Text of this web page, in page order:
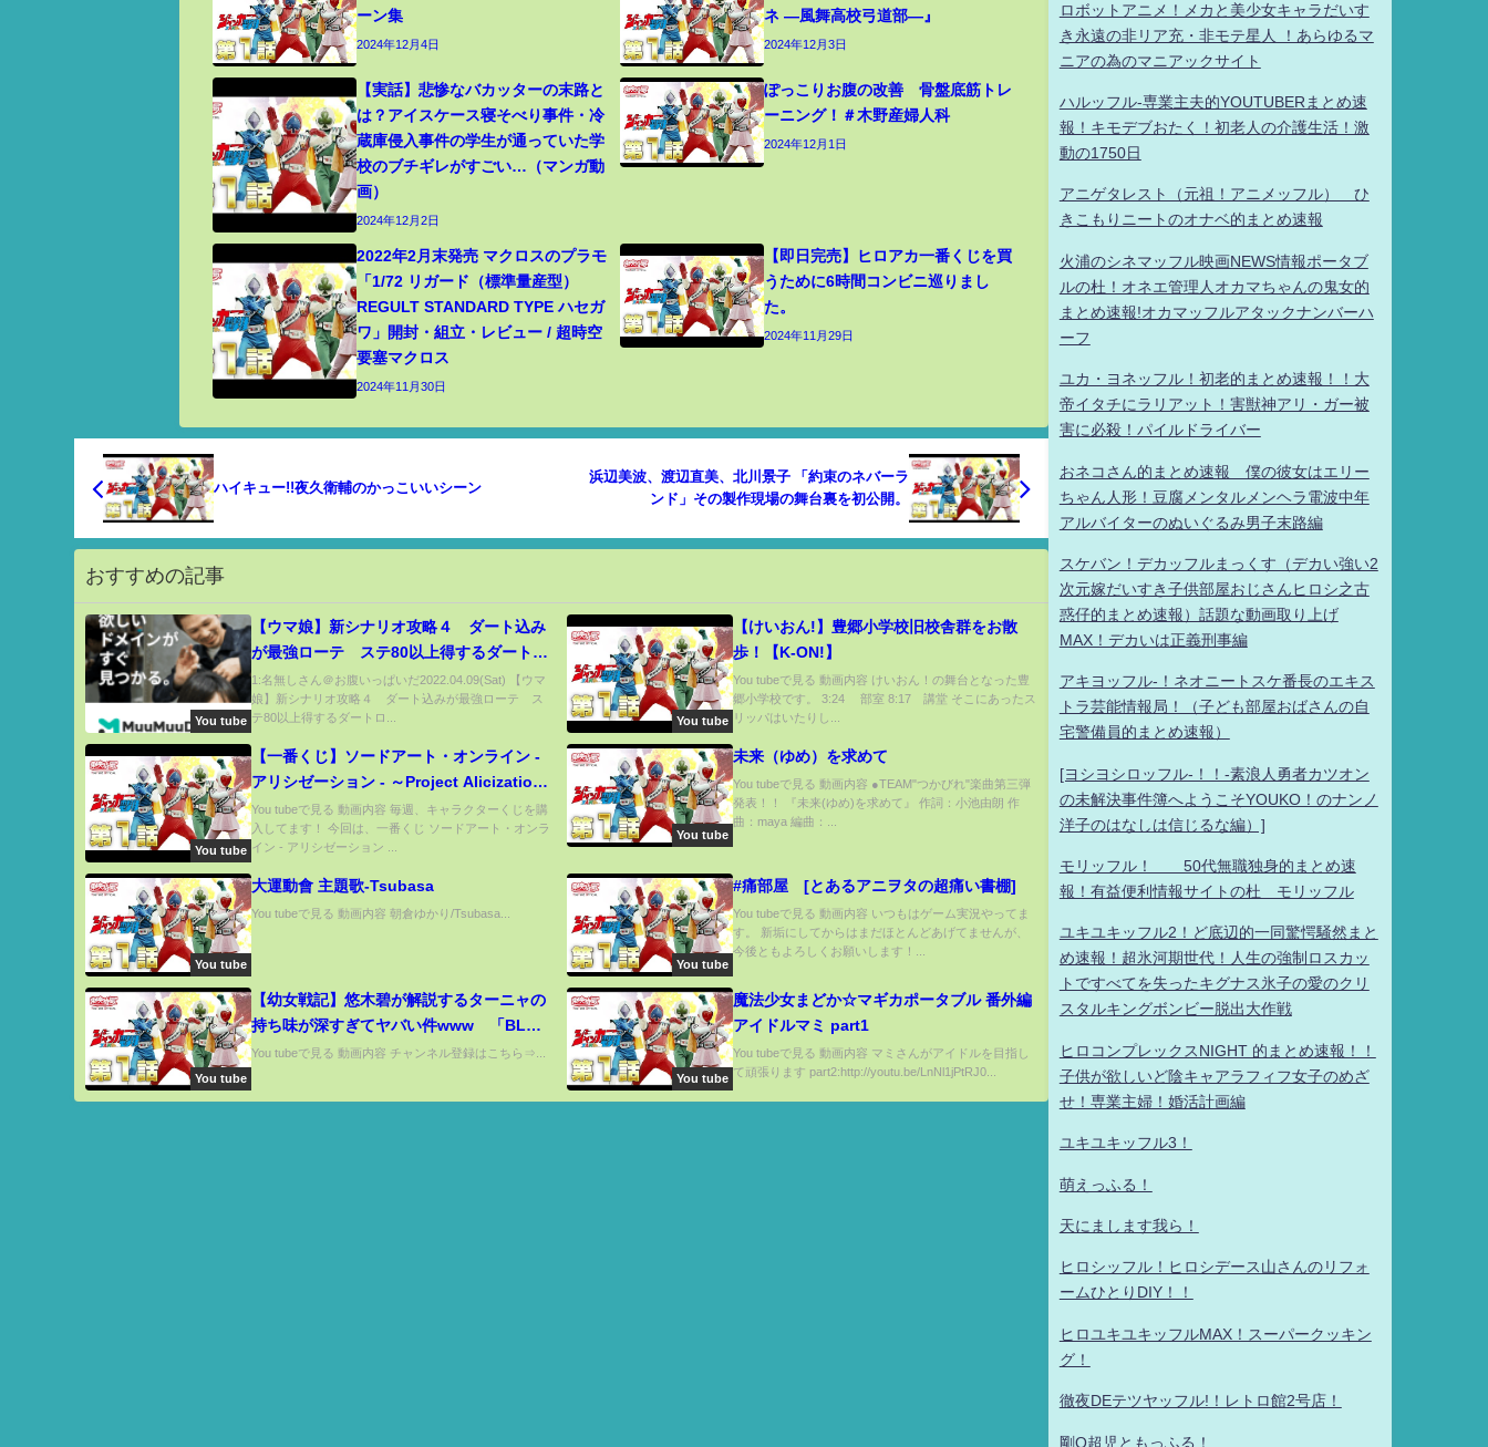
ーン集
2024年12月4日
ネ ―風舞高校弓道部―』
2024年12月3日
【実話】悲惨なバカッターの末路と
は？アイスケース寝そべり事件・冷
蔵庫侵入事件の学生が通っていた学
校のブチギレがすごい…（マンガ動
画）
2024年12月2日
ぽっこりお腹の改善 骨盤底筋トレ
ーニング！＃木野産婦人科
2024年12月1日
2022年2月末発売 マクロスのプラモ
「1/72 リガード（標準量産型）
REGULT STANDARD TYPE ハセガ
ワ」開封・組立・レビュー / 超時空
要塞マクロス
2024年11月30日
【即日完売】ヒロアカ一番くじを買
うために6時間コンビニ巡りまし
た。
2024年11月29日
ハイキュー!!夜久衛輔のかっこいいシーン
浜辺美波、渡辺直美、北川景子 「約束のネバーラ
ンド」その製作現場の舞台裏を初公開。
おすすめの記事
You tube
【ウマ娘】新シナリオ攻略４ ダート込み
が最強ローテ ステ80以上得するダートロ
ーテを確認しよう！
1:名無しさん＠お腹いっぱいだ2022.04.09(Sat) 【ウマ
娘】新シナリオ攻略４ ダート込みが最強ローテ ス
テ80以上得するダートロ...
You tube
【けいおん!】豊郷小学校旧校舎群をお散
歩！【K-ON!】
You tubeで見る 動画内容 けいおん！の舞台となった豊
郷小学校です。 3:24 部室 8:17 講堂 そこにあったス
リッパはいたりし...
You tube
【一番くじ】ソードアート・オンライン -
アリシゼーション - ～Project Alicization
～をラストワン賞まで全部引いてみた！
You tubeで見る 動画内容 毎週、キャラクターくじを購
入してます！ 今回は、一番くじ ソードアート・オンラ
イン - アリシゼーション ...
You tube
未来（ゆめ）を求めて
You tubeで見る 動画内容 ●TEAM"つかびれ"楽曲第三弾
発表！！ 『未来(ゆめ)を求めて』 作詞：小池由朗 作
曲：maya 編曲：...
You tube
大運動會 主題歌-Tsubasa
You tubeで見る 動画内容 朝倉ゆかり/Tsubasa...
You tube
#痛部屋 [とあるアニヲタの超痛い書棚]
You tubeで見る 動画内容 いつもはゲーム実況やってま
す。 新垢にしてからはまだほとんどあげてませんが、
今後ともよろしくお願いします！...
You tube
【幼女戦記】悠木碧が解説するターニャの
持ち味が深すぎてヤバい件www 「BLに
も百合にもなるのがターニャなんですよ
You tubeで見る 動画内容 チャンネル登録はこちら⇒...
You tube
魔法少女まどか☆マギカポータブル 番外編
アイドルマミ part1
You tubeで見る 動画内容 マミさんがアイドルを目指し
て頑張ります part2:http://youtu.be/LnNl1jPtRJ0...
ロボットアニメ！メカと美少女キャラだいす
き永遠の非リア充・非モテ星人 ！あらゆるマ
ニアの為のマニアックサイト
ハルッフル-専業主夫的YOUTUBERまとめ速
報！キモデブおたく！初老人の介護生活！激
動の1750日
アニゲタレスト（元祖！アニメッフル） ひ
きこもりニートのオナベ的まとめ速報
火浦のシネマッフル映画NEWS情報ポータブ
ルの杜！オネエ管理人オカマちゃんの鬼女的
まとめ速報!オカマッフルアタックナンバーハ
ーフ
ユカ・ヨネッフル！初老的まとめ速報！！大
帝イタチにラリアット！害獣神アリ・ガー被
害に必殺！パイルドライバー
おネコさん的まとめ速報 僕の彼女はエリー
ちゃん人形！豆腐メンタルメンヘラ電波中年
アルバイターのぬいぐるみ男子末路編
スケバン！デカッフルまっくす（デカい強い2
次元嫁だいすき子供部屋おじさんヒロシ之古
惑仔的まとめ速報）話題な動画取り上げ
MAX！デカいは正義刑事編
アキヨッフル-！ネオニートスケ番長のエキス
トラ芸能情報局！（子ども部屋おばさんの自
宅警備員的まとめ速報）
[ヨシヨシロッフル-！！-素浪人勇者カツオン
の未解決事件簿へようこそYOUKO！のナンノ
洋子のはなしは信じるな編）]
モリッフル！ 50代無職独身的まとめ速
報！有益便利情報サイトの杜 モリッフル
ユキユキッフル2！ど底辺的一同驚愕騒然まと
め速報！超氷河期世代！人生の強制ロスカッ
トですべてを失ったキグナス氷子の愛のクリ
スタルキングボンビー脱出大作戦
ヒロコンプレックスNIGHT 的まとめ速報！！
子供が欲しいど陰キャアラフィフ女子のめざ
せ！専業主婦！婚活計画編
ユキユキッフル3！
萌えっふる！
天にまします我ら！
ヒロシッフル！ヒロシデース山さんのリフォ
ームひとりDIY！！
ヒロユキユキッフルMAX！スーパークッキン
グ！
徹夜DEテツヤッフル!！レトロ館2号店！
剛Q超児ともっふる！